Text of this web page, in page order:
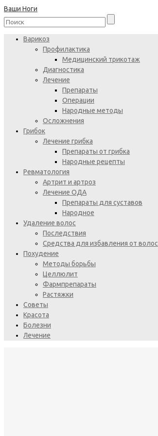
Ваши Ноги
Варикоз
Профилактика
Медицинский трикотаж
Диагностика
Лечение
Препараты
Операции
Народные методы
Осложнения
Грибок
Лечение грибка
Препараты от грибка
Народные рецепты
Ревматология
Артрит и артроз
Лечение ОДА
Препараты для суставов
Народное
Удаление волос
Последствия
Средства для избавления от волос
Похудение
Методы борьбы
Целлюлит
Фармпрепараты
Растяжки
Советы
Красота
Болезни
Лечение